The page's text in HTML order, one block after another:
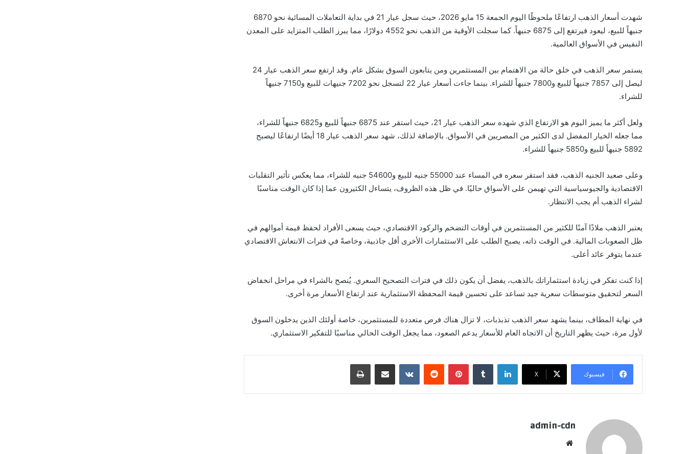
شهدت أسعار الذهب ارتفاعًا ملحوظًا اليوم الجمعة 15 مايو 2026، حيث سجل عيار 21 في بداية التعاملات المسائية نحو 6870
جنيهاً للبيع، ليعود فيرتفع إلى 6875 جنيهاً. كما سجلت الأوقية من الذهب نحو 4552 دولارًا، مما يبرز الطلب المتزايد على المعدن
النفيس في الأسواق العالمية.
يستمر سعر الذهب في خلق حالة من الاهتمام بين المستثمرين ومن يتابعون السوق بشكل عام. وقد ارتفع سعر الذهب عيار 24
ليصل إلى 7857 جنيهاً للبيع و7800 جنيهاً للشراء. بينما جاءت أسعار عيار 22 لتسجل نحو 7202 جنيهات للبيع و7150 جنيهاً
للشراء.
ولعل أكثر ما يميز اليوم هو الارتفاع الذي شهده سعر الذهب عيار 21، حيث استقر عند 6875 جنيهاً للبيع و6825 جنيهاً للشراء،
مما جعله الخيار المفضل لدى الكثير من المصريين في الأسواق. بالإضافة لذلك، شهد سعر الذهب عيار 18 أيضًا ارتفاعًا ليصبح
5892 جنيهاً للبيع و5850 جنيهاً للشراء.
وعلى صعيد الجنيه الذهب، فقد استقر سعره في المساء عند 55000 جنيه للبيع و54600 جنيه للشراء، مما يعكس تأثير التقلبات
الاقتصادية والجيوسياسية التي تهيمن على الأسواق حاليًا. في ظل هذه الظروف، يتساءل الكثيرون عما إذا كان الوقت مناسبًا
لشراء الذهب أم يجب الانتظار.
يعتبر الذهب ملاذًا آمنًا للكثير من المستثمرين في أوقات التضخم والركود الاقتصادي، حيث يسعى الأفراد لحفظ قيمة أموالهم في
ظل الصعوبات المالية. في الوقت ذاته، يصبح الطلب على الاستثمارات الأخرى أقل جاذبية، وخاصةً في فترات الانتعاش الاقتصادي
عندما يتوفر عائد أعلى.
إذا كنت تفكر في زيادة استثماراتك بالذهب، يفضل أن يكون ذلك في فترات التصحيح السعري. يُنصح بالشراء في مراحل انخفاض
السعر لتحقيق متوسطات سعرية جيد تساعد على تحسين قيمة المحفظة الاستثمارية عند ارتفاع الأسعار مرة أخرى.
في نهاية المطاف، بينما يشهد سعر الذهب تذبذبات، لا تزال هناك فرص متعددة للمستثمرين، خاصة أولئك الذين يدخلون السوق
لأول مرة، حيث يظهر التاريخ أن الاتجاه العام للأسعار يدعم الصعود، مما يجعل الوقت الحالي مناسبًا للتفكير الاستثماري.
فيسبوك X
لينكدإن بينتيريست مشاركة عبر البريد طباعة
admin-cdn